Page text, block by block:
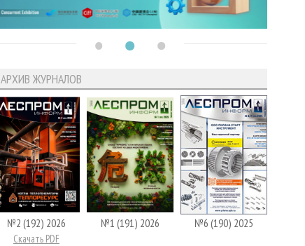
АРХИВ ЖУРНАЛОВ
№2 (192) 2026
Скачать PDF
№1 (191) 2026 №6 (190) 2025